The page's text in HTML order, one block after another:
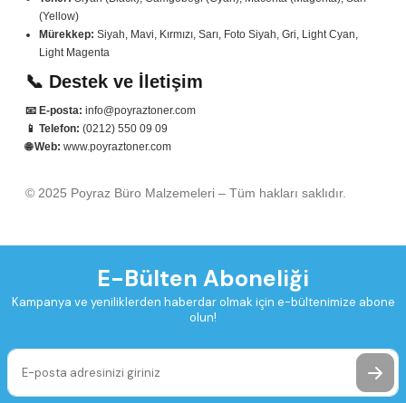
(Yellow)
Mürekkep: Siyah, Mavi, Kırmızı, Sarı, Foto Siyah, Gri, Light Cyan,
Light Magenta
📞 Destek ve İletişim
📧 E-posta: info@poyraztoner.com
📱 Telefon: (0212) 550 09 09
🌐 Web: www.poyraztoner.com
© 2025 Poyraz Büro Malzemeleri – Tüm hakları saklıdır.
E-Bülten Aboneliği
Kampanya ve yeniliklerden haberdar olmak için e-bültenimize abone
olun!